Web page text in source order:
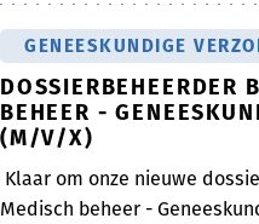
GENEESKUNDIGE
DOSSIERBEHEERDER
BEHEER -
(M/V/X)
Klaar om onze nieuwe
Medisch beheer -